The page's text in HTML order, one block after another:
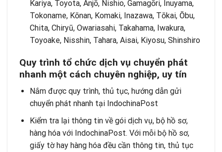
Kariya, Toyota, Anjō, Nishio, Gamagōri, Inuyama,
Tokoname, Kōnan, Komaki, Inazawa, Tōkai, Ōbu,
Chita, Chiryū, Owariasahi, Takahama, Iwakura,
Toyoake, Nisshin, Tahara, Aisai, Kiyosu, Shinshiro
Quy trình tổ chức dịch vụ chuyển phát
nhanh một cách chuyên nghiệp, uy tín
Nắm được quy trình, thủ tục, hướng dẫn gửi
chuyển phát nhanh tại IndochinaPost
Kiểm tra lại thông tin về gói dịch vụ, bộ hồ sơ,
hàng hóa với IndochinaPost. Với mỗi bộ hồ sơ,
giấy tờ hay hàng hóa đều cần thông tin, thủ tục